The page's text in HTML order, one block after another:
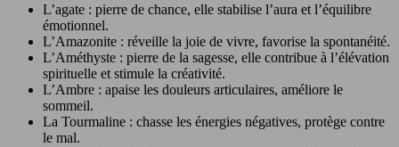
L’agate : pierre de chance, elle stabilise l’aura et l’équilibre
émotionnel.
L’Amazonite : réveille la joie de vivre, favorise la spontanéité.
L’Améthyste : pierre de la sagesse, elle contribue à l’élévation
spirituelle et stimule la créativité.
L’Ambre : apaise les douleurs articulaires, améliore le
sommeil.
La Tourmaline : chasse les énergies négatives, protège contre
le mal.